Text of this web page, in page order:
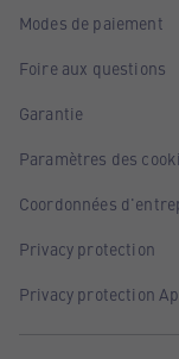
Modes de paiement
Foire aux questions
Garantie
Paramètres des
Coordonnées
Privacy protection
Privacy protection